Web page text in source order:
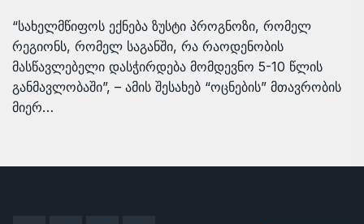
“სახელმწიფოს ექნება ზუსტი პროგნოზი, რომელ
რეგიონს, რომელ საგანში, რა რაოდენობის
მასწავლებელი დასჭირდება მომდევნო 5-10 წლის
განმავლობაში”, – ამის შესახებ “ოცნების” მთავრობის
მიერ…